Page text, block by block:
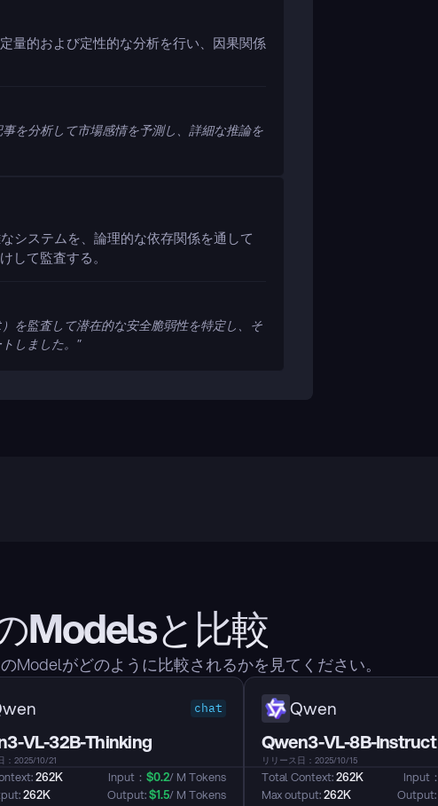
量的および定性的な分析を行い、因果関係
を分析して市場感情を予測し、詳細な推論を
システムを、論理的な依存関係を通して
して監査する。
を監査して潜在的な安全脆弱性を特定し、そ
しました。 "
Modelsと比較
Modelがどのように比較されるかを見てください。
chat
VL-32B-Thinking
：2025/10/21
262K
262K
Input： $0.2/ M Tokens
Output: $1.5/ M Tokens
Qwen
Qwen3-VL-8B-Instruct
リリース日：2025/10/15
Total Context: 262K
Max output: 262K
Input：
Output: